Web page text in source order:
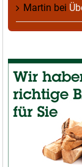
Martin bei